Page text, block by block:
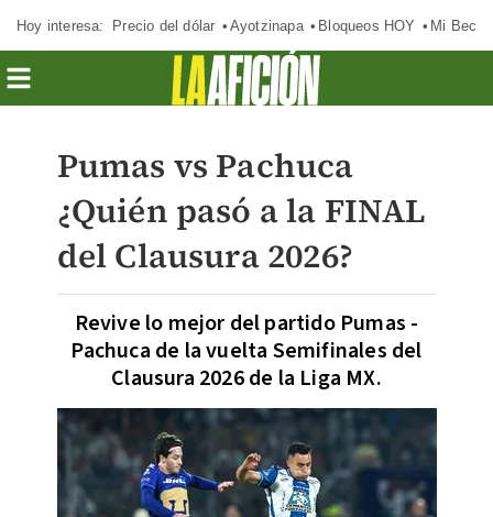
Hoy interesa: Precio del dólar Ayotzinapa Bloqueos HOY Mi Beca
Pumas vs Pachuca
¿Quién pasó a la FINAL
del Clausura 2026?
Revive lo mejor del partido Pumas -
Pachuca de la vuelta Semifinales del
Clausura 2026 de la Liga MX.